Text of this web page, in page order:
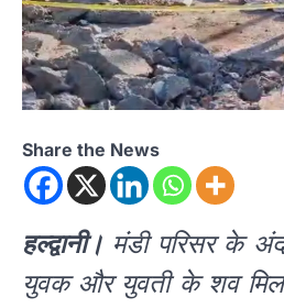
Share the News
हल्द्वानी। मंडी परिसर के
युवक और युवती के शव